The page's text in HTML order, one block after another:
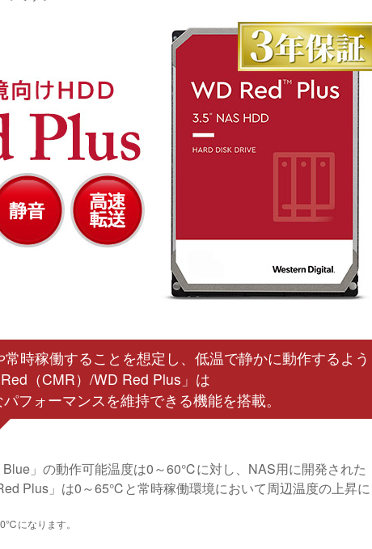
時稼働することを想定し、低温で静かに動作するよう
（CMR）/WD Red Plus」は
フォーマンスを維持できる機能を搭載。
」の動作可能温度は0～60℃に対し、NAS用に開発された
Plus」は0～65℃と常時稼働環境において周辺温度の上昇に
になります。